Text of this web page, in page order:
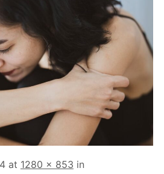
at 1280 × 853 in